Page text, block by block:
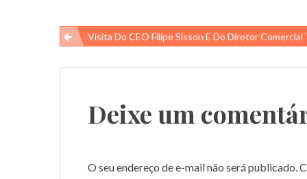
Navegação
de
Visita Do CEO Filipe Sisson E Do Diretor Comercial Toninho
Deixe um
O seu endereço de e-mail não será publicado.